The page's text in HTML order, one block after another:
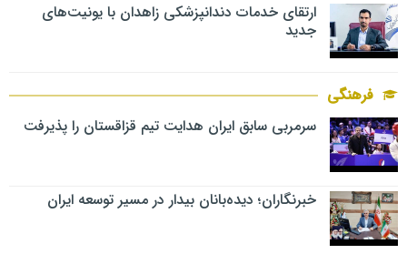
ارتقای خدمات دندانپزشکی زاهدان با یونیت‌های
جدید
فرهنگی
سرمربی سابق ایران هدایت تیم قزاقستان را پذیرفت
خبرنگاران؛ دیده‌بانان بیدار در مسیر توسعه ایران